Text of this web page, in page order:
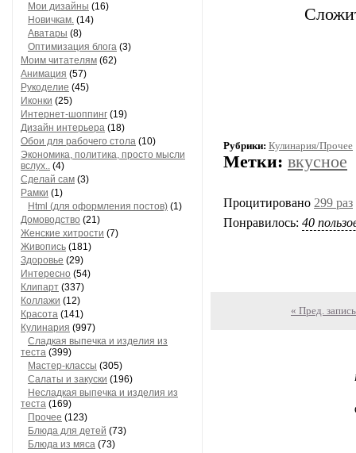
flash (34)
Мои дизайны(16)
Новичкам.(14)
Аватары(8)
Оптимизация блога
Моим читателям
Анимация(57)
Рукоделие(45)
Иконки(25)
Интернет-шоппинг (19)
Дизайн интерьера(18)
Обои для рабочего стола(10)
Экономика, политика, просто мысли
вслух..(4)
Сделай сам
Рамки (1)
Html (для оформления постов)
Домоводство(21)
Женские хитрости
Живопись (181)
Здоровье(29)
Интересно(54)
Клипарт(337)
Коллажи (12)
Красота(141)
Кулинария(997)
Сладкая выпечка и изделия из
теста(399)
Мастер-классы(305)
Салаты и закуски(196)
Несладкая выпечка и изделия из
теста(169)
Прочее(123)
Блюда для детей(73)
Рубрики: Кулинария/Прочее
Метки: вкусное
Процитировано 299 раз
Понравилось: 40
« Пред. запись